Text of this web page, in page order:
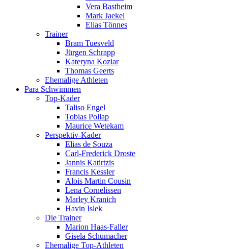
Vera Bastheim
Mark Jaekel
Elias Tönnes
Trainer
Bram Tuesveld
Jürgen Schrapp
Kateryna Koziar
Thomas Geerts
Ehemalige Athleten
Para Schwimmen
Top-Kader
Taliso Engel
Tobias Pollap
Maurice Wetekam
Perspektiv-Kader
Elias de Souza
Carl-Frederick Droste
Jannis Katirtzis
Francis Kessler
Alois Martin Cousin
Lena Cornelissen
Marley Kranich
Havin Islek
Die Trainer
Marion Haas-Faller
Gisela Schumacher
Ehemalige Top-Athleten